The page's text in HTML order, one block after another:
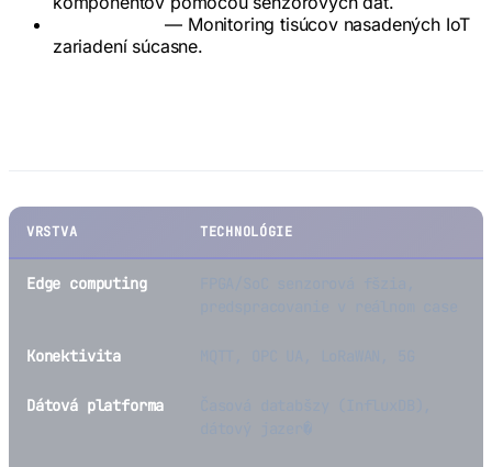
— Monitoring tisúcov nasadených IoT
zariadení súcasne.
VRSTVA TECHNOLÓGIE
Edge computing
Konektivita
Dátová platforma